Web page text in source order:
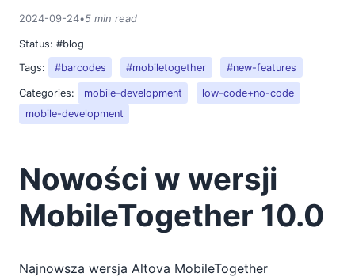
2024-09-24•5 min read
Status: #blog
Tags:
#barcodes #mobiletogether #new-features
Categories: mobile-development
low-code+no-code
mobile-development
Nowości w wersji
MobileTogether 10.0
Najnowsza wersja Altova MobileTogether